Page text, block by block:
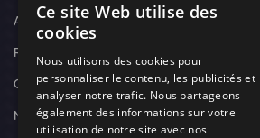
Actus
Recrutement
Contact
Nos techniciens
Ce site Web utilise des
cookies
Nous utilisons des cookies pour
personnaliser le contenu, les publicités et
analyser notre trafic. Nous partageons
également des informations sur votre
utilisation de notre site avec nos